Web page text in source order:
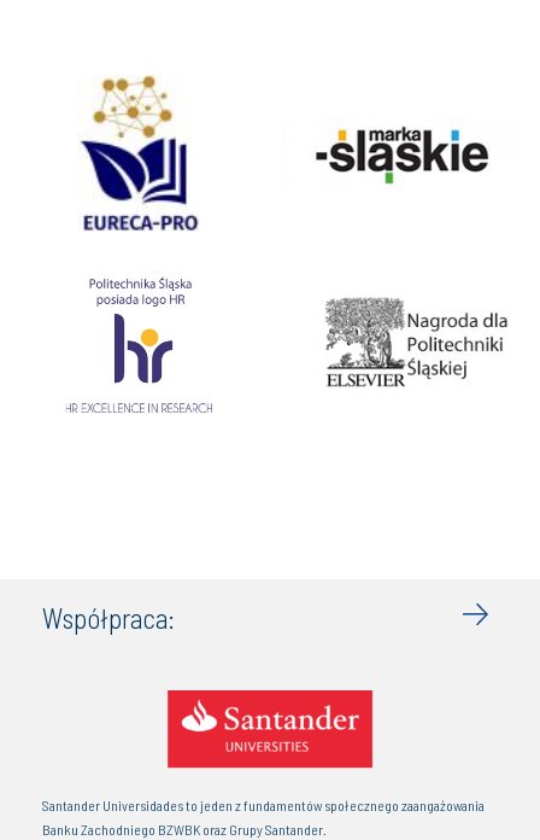
Współpraca:
Santander Universidades to jeden z fundamentów społecznego zaangażowania
Banku Zachodniego BZWBK oraz Grupy Santander.